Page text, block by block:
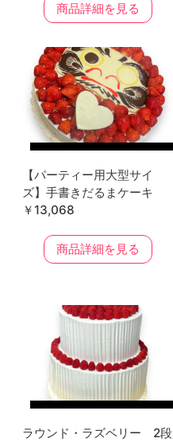
商品詳細を見る
【パーティー用大型サイ
ズ】手書きだるまケーキ
￥13,068
商品詳細を見る
ラウンド・ラズベリー 2段